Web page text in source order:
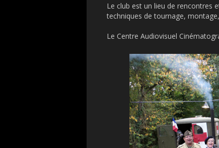
Le club est un lieu de rencontres
techniques de tournage,
Le Centre Audiovisuel